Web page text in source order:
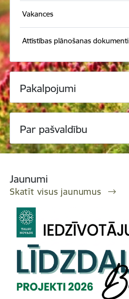
Vakances
Attīstības plānošanas dokumenti
Pakalpojumi
Par pašvaldību
Jaunumi
Skatīt visus jaunumus